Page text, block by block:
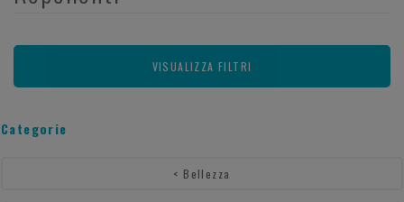
VISUALIZZA FILTRI
Categorie
< Bellezza